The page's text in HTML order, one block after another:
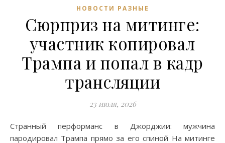
НОВОСТИ РАЗНЫЕ
Сюрприз на митинге:
участник копировал
Трампа и попал в кадр
трансляции
23 июля, 2026
Странный перформанс в Джорджии: мужчина
пародировал Трампа прямо за его спиной На митинге